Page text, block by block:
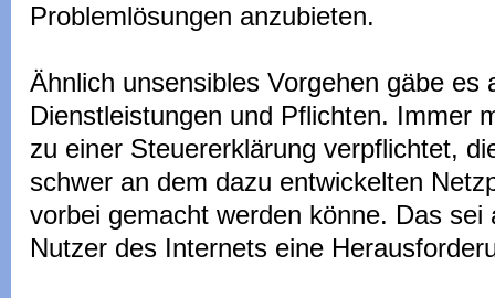
Problemlösungen anzubieten.
Ähnlich unsensibles Vorgehen gäbe es
Dienstleistungen und Pflichten. Immer
zu einer Steuererklärung verpflichtet,
schwer an dem dazu entwickelten
vorbei gemacht werden könne. Das sei
Nutzer des Internets eine